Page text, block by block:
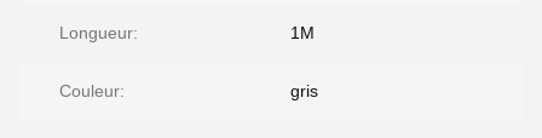
Longueur: 1M
Couleur: gris